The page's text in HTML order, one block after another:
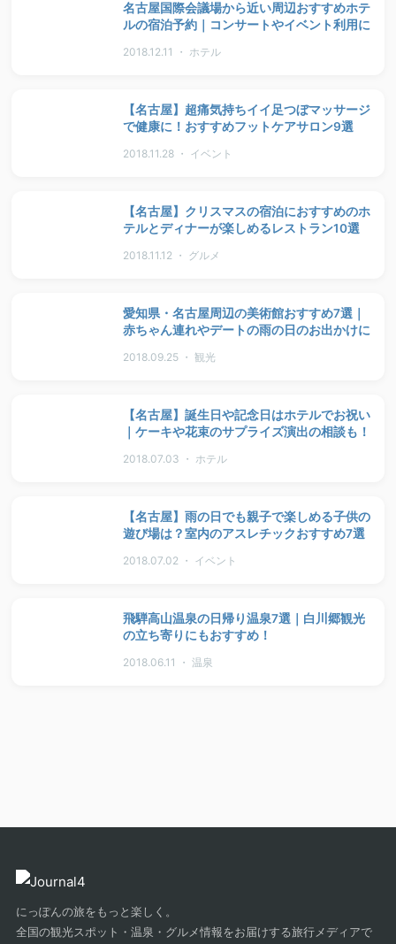
名古屋国際会議場から近い周辺おすすめホテ
ルの宿泊予約｜コンサートやイベント利用に
2018.12.11 ・ ホテル
【名古屋】超痛気持ちイイ足つぼマッサージ
で健康に！おすすめフットケアサロン9選
2018.11.28 ・ イベント
【名古屋】クリスマスの宿泊におすすめのホ
テルとディナーが楽しめるレストラン10選
2018.11.12 ・ グルメ
愛知県・名古屋周辺の美術館おすすめ7選｜
赤ちゃん連れやデートの雨の日のお出かけに
2018.09.25 ・ 観光
【名古屋】誕生日や記念日はホテルでお祝い
｜ケーキや花束のサプライズ演出の相談も！
2018.07.03 ・ ホテル
【名古屋】雨の日でも親子で楽しめる子供の
遊び場は？室内のアスレチックおすすめ7選
2018.07.02 ・ イベント
飛騨高山温泉の日帰り温泉7選｜白川郷観光
の立ち寄りにもおすすめ！
2018.06.11 ・ 温泉
にっぽんの旅をもっと楽しく。
全国の観光スポット・温泉・グルメ情報をお届けする旅行メディアで